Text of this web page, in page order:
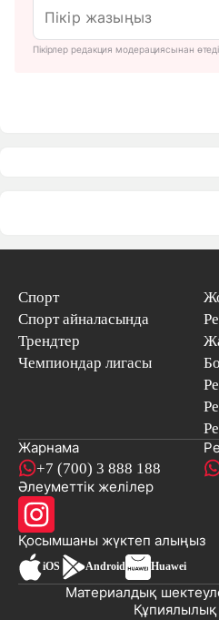
Пікірлер редакция модерациясынан өтеді
Спорт
Спорт айналасында
Трендтер
Чемпиондар лигасы
Жарнама
+7 (700) 3 888 188
Әлеуметтік желілер
Қосымшаны жүктеп алыңыз
iOS Android Huawei
Құпиялылық
Материалдық